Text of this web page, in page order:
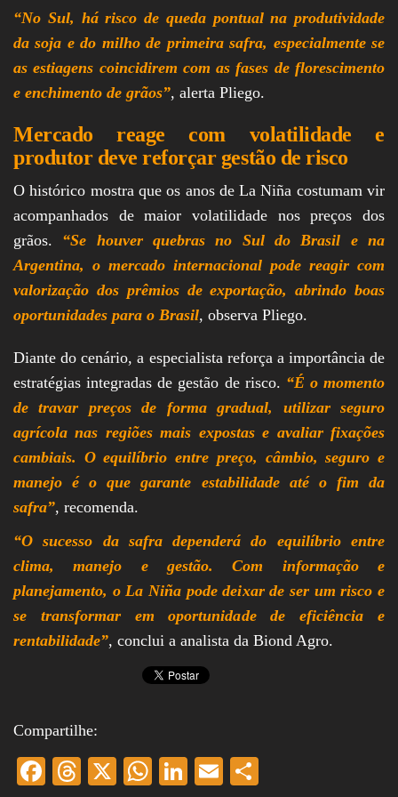
“No Sul, há risco de queda pontual na produtividade
da soja e do milho de primeira safra, especialmente se
as estiagens coincidirem com as fases de florescimento
e enchimento de grãos”, alerta Pliego.
Mercado reage com volatilidade e
produtor deve reforçar gestão de risco
O histórico mostra que os anos de La Niña costumam vir
acompanhados de maior volatilidade nos preços dos
grãos. “Se houver quebras no Sul do Brasil e na
Argentina, o mercado internacional pode reagir com
valorização dos prêmios de exportação, abrindo boas
oportunidades para o Brasil, observa Pliego.
Diante do cenário, a especialista reforça a importância de
estratégias integradas de gestão de risco. “É o momento
de travar preços de forma gradual, utilizar seguro
agrícola nas regiões mais expostas e avaliar fixações
cambiais. O equilíbrio entre preço, câmbio, seguro e
manejo é o que garante estabilidade até o fim da
safra”, recomenda.
“O sucesso da safra dependerá do equilíbrio entre
clima, manejo e gestão. Com informação e
planejamento, o La Niña pode deixar de ser um risco e
se transformar em oportunidade de eficiência e
rentabilidade”, conclui a analista da Biond Agro.
Compartilhe:
Fa
T
X
W
Li
E